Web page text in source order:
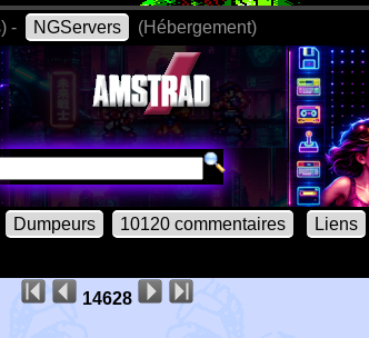
- NGServers (Hébergement)
Dumpeurs 10120 commentaires Liens
14628